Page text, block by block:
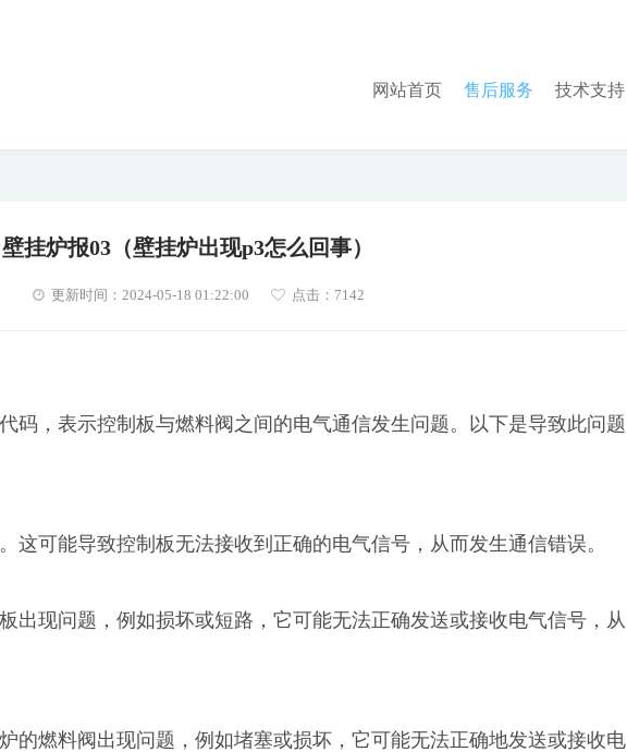
网站首页 售后服务 技术支持
壁挂炉报03（壁挂炉出现p3怎么回事）
更新时间：2024-05-18 01:22:00 点击：7142
码，表示控制板与燃料阀之间的电气通信发生问题。以下是导致此问题
这可能导致控制板无法接收到正确的电气信号，从而发生通信错误。
出现问题，例如损坏或短路，它可能无法正确发送或接收电气信号，从
的燃料阀出现问题，例如堵塞或损坏，它可能无法正确地发送或接收电